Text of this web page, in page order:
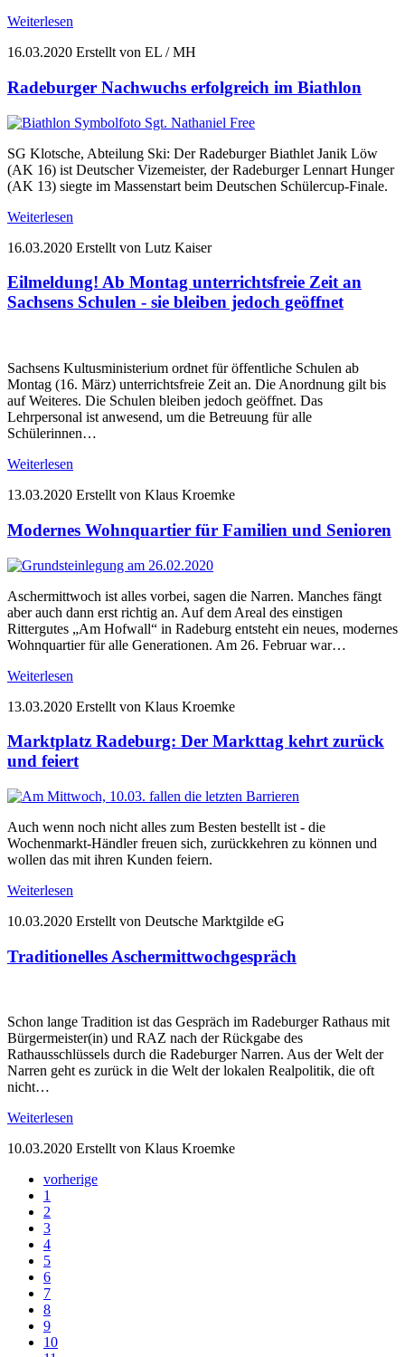
Weiterlesen
16.03.2020 Erstellt von EL / MH
Radeburger Nachwuchs erfolgreich im Biathlon
SG Klotsche, Abteilung Ski: Der Radeburger Biathlet Janik Löw
(AK 16) ist Deutscher Vizemeister, der Radeburger Lennart Hunger
(AK 13) siegte im Massenstart beim Deutschen Schülercup-Finale.
Weiterlesen
16.03.2020 Erstellt von Lutz Kaiser
Eilmeldung! Ab Montag unterrichtsfreie Zeit an
Sachsens Schulen - sie bleiben jedoch geöffnet
Sachsens Kultusministerium ordnet für öffentliche Schulen ab
Montag (16. März) unterrichtsfreie Zeit an. Die Anordnung gilt bis
auf Weiteres. Die Schulen bleiben jedoch geöffnet. Das
Lehrpersonal ist anwesend, um die Betreuung für alle
Schülerinnen…
Weiterlesen
13.03.2020 Erstellt von Klaus Kroemke
Modernes Wohnquartier für Familien und Senioren
Aschermittwoch ist alles vorbei, sagen die Narren. Manches fängt
aber auch dann erst richtig an. Auf dem Areal des einstigen
Rittergutes „Am Hofwall“ in Radeburg entsteht ein neues, modernes
Wohnquartier für alle Generationen. Am 26. Februar war…
Weiterlesen
13.03.2020 Erstellt von Klaus Kroemke
Marktplatz Radeburg: Der Markttag kehrt zurück
und feiert
Auch wenn noch nicht alles zum Besten bestellt ist - die
Wochenmarkt-Händler freuen sich, zurückkehren zu können und
wollen das mit ihren Kunden feiern.
Weiterlesen
10.03.2020 Erstellt von Deutsche Marktgilde eG
Traditionelles Aschermittwochgespräch
Schon lange Tradition ist das Gespräch im Radeburger Rathaus mit
Bürgermeister(in) und RAZ nach der Rückgabe des
Rathausschlüssels durch die Radeburger Narren. Aus der Welt der
Narren geht es zurück in die Welt der lokalen Realpolitik, die oft
nicht…
Weiterlesen
10.03.2020 Erstellt von Klaus Kroemke
vorherige
1
2
3
4
5
6
7
8
9
10